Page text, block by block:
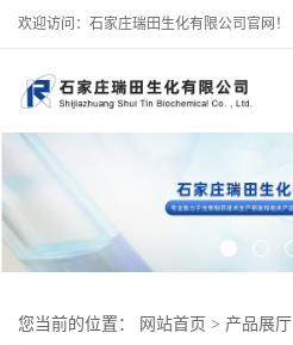
欢迎访问：石家庄瑞田生化有限公司官网！
您当前的位置： 网站首页 > 产品展厅